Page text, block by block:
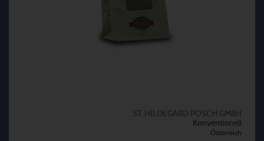
ST. HILDEGARD POSCH GMBH
Konventionell
Österreich